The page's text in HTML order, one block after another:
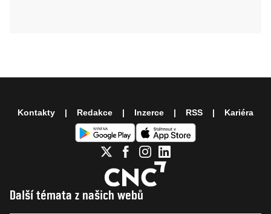
Další témata z našich webů
Kontakty Redakce Inzerce RSS Kariéra